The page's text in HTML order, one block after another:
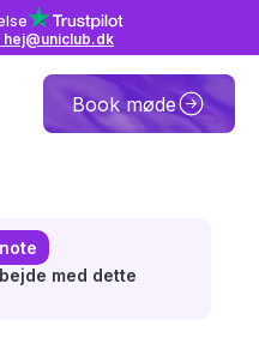
hej@uniclub.dk
Book møde
med dette